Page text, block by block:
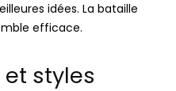
idées. La bataille
efficace.
styles